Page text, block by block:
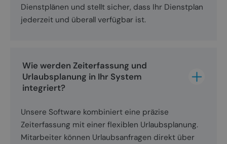
Dienstplänen und stellt sicher, dass Ihr Dienstplan
jederzeit und überall verfügbar ist.
Wie werden Zeiterfassung und
Urlaubsplanung in Ihr System
integriert?
Unsere Software kombiniert eine präzise
Zeiterfassung mit einer flexiblen Urlaubsplanung.
Mitarbeiter können Urlaubsanfragen direkt über